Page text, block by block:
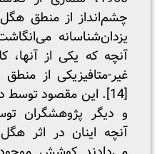
چشم‌انداز از منطق
یزدان‌شناسانه
آنچه که یکی از آنها،
غیر-متافیزیکی از
[14]
. این مقصود توسط
و دیگر پژوهشگران
آنچه اینان در اثر